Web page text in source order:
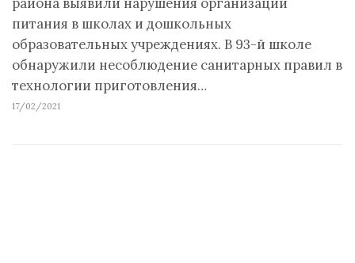
питания в школах и дошкольных
образовательных учреждениях. В 93-й школе
обнаружили несоблюдение санитарных правил в
технологии приготовления…
17/02/2021